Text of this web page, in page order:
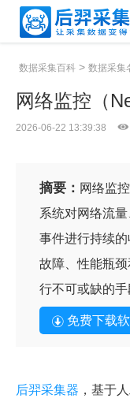
数据采集百科 > 数据采集
网络监控（
2026-06-22 13:39:38
摘要： 网络监
系统对网络流
事件进行持续
故障、性能瓶
行不可或缺的手
免费下载
后羿采集器 ，基于